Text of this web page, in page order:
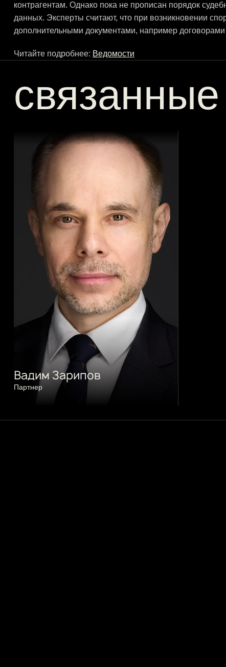
контрагентам. Однако пока не прописан порядок
данных. Эксперты считают, что при возникновении
дополнительными документами, например договорами
Читайте подробнее: Ведомости
Вадим Зарипов
Партнер